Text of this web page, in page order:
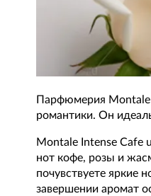
Парфюмерия Montale
романтики. Он
Montale Intense Cafe
нот кофе, розы и
почувствуете яркие
завершении аромат